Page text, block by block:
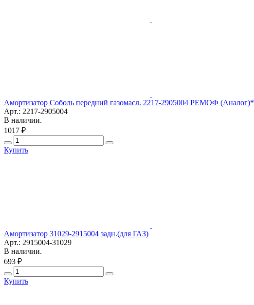
Амортизатор Соболь передний газомасл. 2217-2905004 РЕМОФ (Аналог)*
Арт.: 2217-2905004
В наличии.
1017 ₽
Купить
Амортизатор 31029-2915004 задн.(для ГАЗ)
Арт.: 2915004-31029
В наличии.
693 ₽
Купить